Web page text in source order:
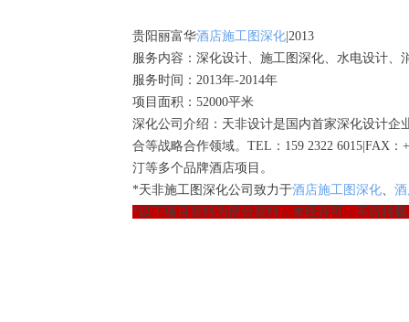
贵阳丽富华酒店施工图深化 |2013
服务内容：深化设计、施工图深化、水电设计、
服务时间：2013年-2014年
项目面积：52000平米
深化公司介绍：天非设计是国内首家深化设计
合等战略合作领域。TEL：159 2322 6015|FAX
汀等多个品牌酒店项目。
*天非施工图深化公司致力于酒店施工图深化、
*以下项目资料为部分资料，未经许可，不得转